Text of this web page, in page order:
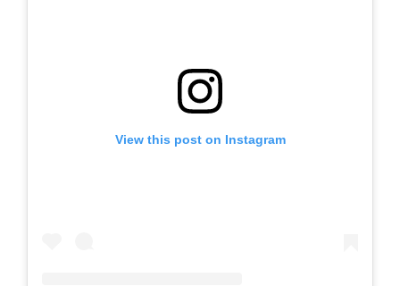
View this post on Instagram